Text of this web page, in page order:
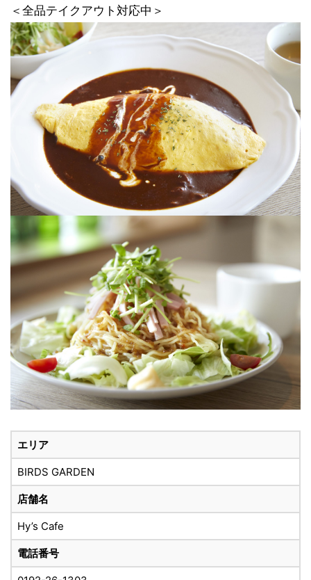
＜全品テイクアウト対応中＞
エリア
BIRDS GARDEN
店舗名
Hy’s Cafe
電話番号